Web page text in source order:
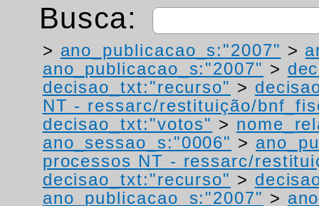
Busca:
> ano_publicacao_s:"2007" >
ano_publicacao_s:"2007" >
decisao_txt:"recurso" >
NT - ressarc/restituição/
decisao_txt:"votos" >
ano_sessao_s:"0006" >
processos NT - ressarc/
decisao_txt:"recurso" >
ano_publicacao_s:"2007" >